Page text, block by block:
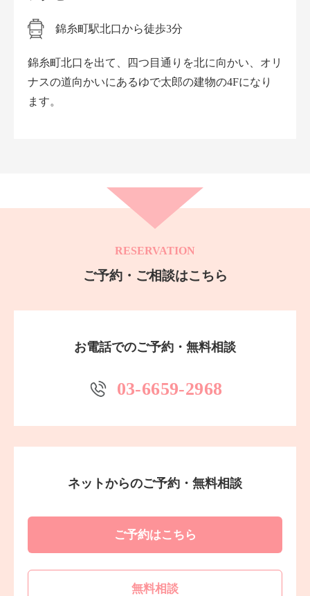
錦糸町駅北口から徒歩3分
錦糸町北口を出て、四つ目通りを北に向かい、オリ
ナスの道向かいにあるゆで太郎の建物の4Fになり
ます。
RESERVATION
ご予約・ご相談はこちら
お電話でのご予約・無料相談
03-6659-2968
ネットからのご予約・無料相談
ご予約はこちら
無料相談